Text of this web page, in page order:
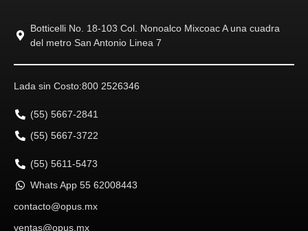
Botticelli No. 18-103 Col. Nonoalco Mixcoac A una cuadra
del metro San Antonio Linea 7
Lada sin Costo:800 2526346
(55) 5667-2841
(55) 5667-3722
(55) 5611-5473
Whats App 55 62008443
contacto@opus.mx
ventas@opus.mx